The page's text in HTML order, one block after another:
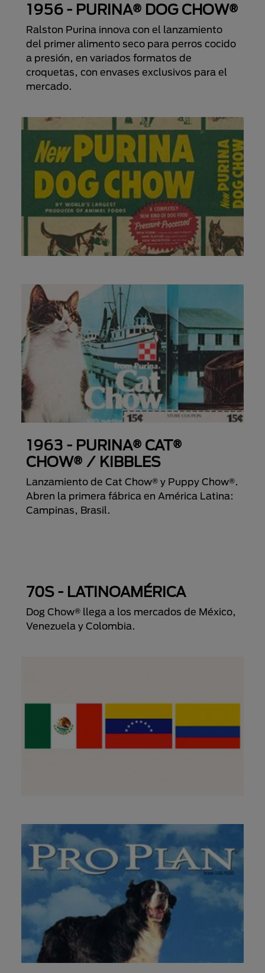
1956 - PURINA® DOG CHOW®
Ralston Purina innova con el lanzamiento
del primer alimento seco para perros cocido
a presión, en variados formatos de
croquetas, con envases exclusivos para el
mercado.
1963 - PURINA® CAT®
CHOW® / KIBBLES
Lanzamiento de Cat Chow® y Puppy Chow®.
Abren la primera fábrica en América Latina:
Campinas, Brasil.
70S - LATINOAMÉRICA
Dog Chow® llega a los mercados de México,
Venezuela y Colombia.